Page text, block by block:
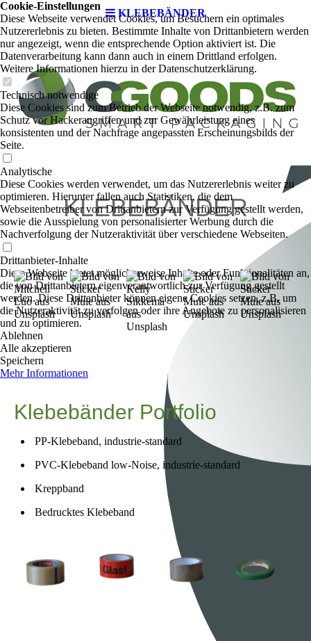
KLEBEBÄNDER
KLEBEBÄNDER
Klebebänder Portfolio
PP-Klebeband, industrie-standard
PVC-Klebeband low-Noise, industrie-standard
Kreppband
Bedrucktes Klebeband
Cookie-Einstellungen
Diese Webseite verwendet Cookies, um Besuchern ein optimales
Nutzererlebnis zu bieten. Bestimmte Inhalte von Drittanbietern werden
nur angezeigt, wenn die entsprechende Option aktiviert ist. Die
Datenverarbeitung kann dann auch in einem Drittland erfolgen.
Weitere Informationen hierzu in der Datenschutzerklärung.
Technisch notwendige
Diese Cookies sind zum Betrieb der Webseite notwendig, z.B. zum
Schutz vor Hackerangriffen und zur Gewährleistung eines
konsistenten und der Nachfrage angepassten Erscheinungsbilds der
Seite.
Analytische
Diese Cookies werden verwendet, um das Nutzererlebnis weiter zu
optimieren. Hierunter fallen auch Statistiken, die dem
Webseitenbetreiber von Drittanbietern zur Verfügung gestellt werden,
sowie die Ausspielung von personalisierter Werbung durch die
Nachverfolgung der Nutzeraktivität über verschiedene Webseiten.
Drittanbieter-Inhalte
Diese Webseite bietet möglicherweise Inhalte oder Funktionalitäten an,
die von Drittanbietern eigenverantwortlich zur Verfügung gestellt
werden. Diese Drittanbieter können eigene Cookies setzen, z.B. um
die Nutzeraktivität zu verfolgen oder ihre Angebote zu personalisieren
und zu optimieren.
Ablehnen
Alle akzeptieren
Speichern
Mehr Informationen